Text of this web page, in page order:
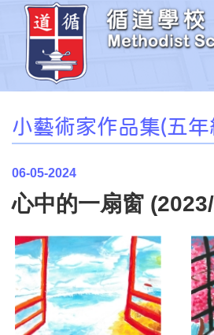
小藝術家作品集(五年
06-05-2024
心中的一扇窗